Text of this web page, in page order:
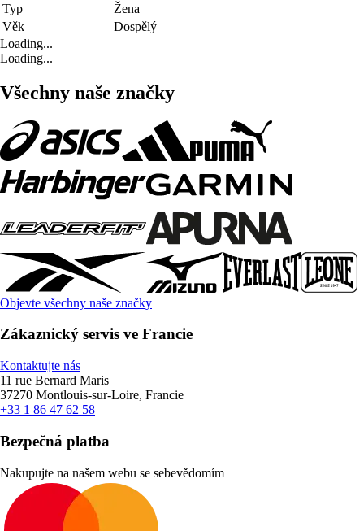
Typ
Žena
Věk
Dospělý
Loading...
Loading...
Všechny naše značky
Objevte všechny naše značky
Zákaznický servis ve Francie
Kontaktujte nás
11 rue Bernard Maris
37270 Montlouis-sur-Loire, Francie
+33 1 86 47 62 58
Bezpečná platba
Nakupujte na našem webu se sebevědomím